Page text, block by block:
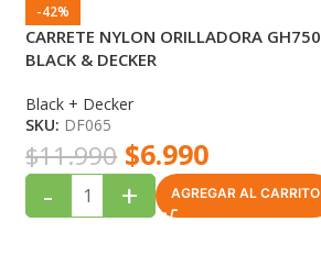
-42%
CARRETE NYLON ORILLADORA GH750
BLACK & DECKER
Black + Decker
SKU: DF065
$11.990 $6.990
- + AGREGAR AL CARRITO